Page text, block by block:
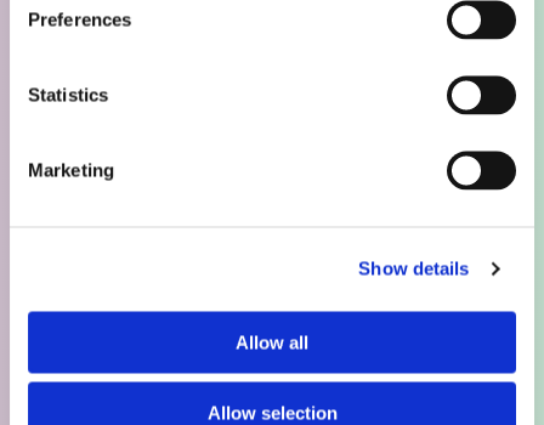
Preferences
Statistics
Marketing
Show details
Allow all
Allow selection
Vakancēm un karjeras